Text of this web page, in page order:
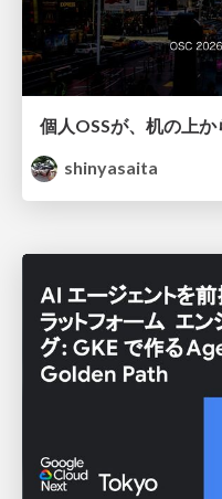
個人OSSが、机の上
shinyasaita